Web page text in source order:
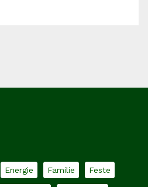
Energie Familie Feste